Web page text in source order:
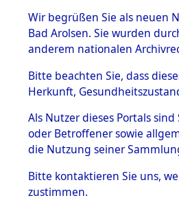
BESTÄNDE
Inhaftierungsdoku
mente
5. Verschiedenes
Todesmärsche
5.3.1 Alliierte
Wir begrüßen Sie als neuen
Bad Arolsen. Sie wurden
anderem nationalen
Bitte beachten Sie, dass
Herkunft,
Als Nutzer dieses Portals
oder Betroffener sowie
die Nutzung seiner
Bitte kontaktieren Sie uns,
zustimmen.